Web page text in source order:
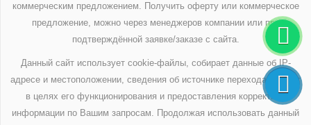
коммерческим предложением. Получить оферту или коммерческое
предложение, можно через менеджеров компании или при
подтверждённой заявке/заказе с сайта.
Данный сайт использует cookie-файлы, собирает данные об IP-
адресе и местоположении, сведения об источнике перехода на сайт
в целях его функционирования и предоставления корректной
информации по Вашим запросам. Продолжая использовать данный